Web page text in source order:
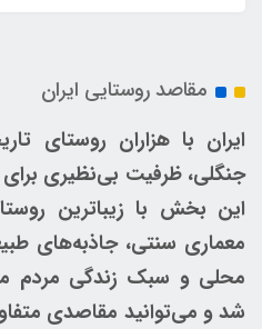
مقاصد روستایی ایران
ایران با هزاران روستای
جنگلی، ظرفیت بی‌نظیری
این بخش با زیباترین
معماری سنتی، جاذبه‌های
محلی و سبک زندگی مردم
شد و می‌توانید مقاصدی